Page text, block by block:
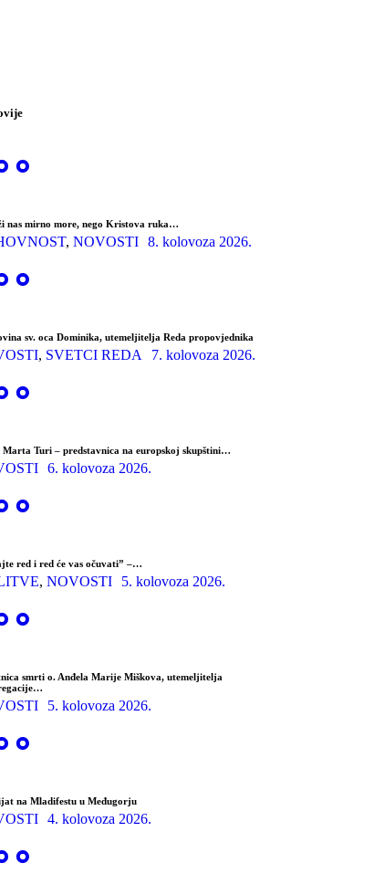
nas mirno more, nego Kristova ruka…
, NOVOSTI 8. kolovoza 2026.
sv. oca Dominika, utemeljitelja Reda propovjednika
, SVETCI REDA 7. kolovoza 2026.
Marta Turi – predstavnica na europskoj skupštini…
6. kolovoza 2026.
red i red će vas očuvati” –…
, NOVOSTI 5. kolovoza 2026.
smrti o. Anđela Marije Miškova, utemeljitelja
5. kolovoza 2026.
na Mladifestu u Međugorju
4. kolovoza 2026.